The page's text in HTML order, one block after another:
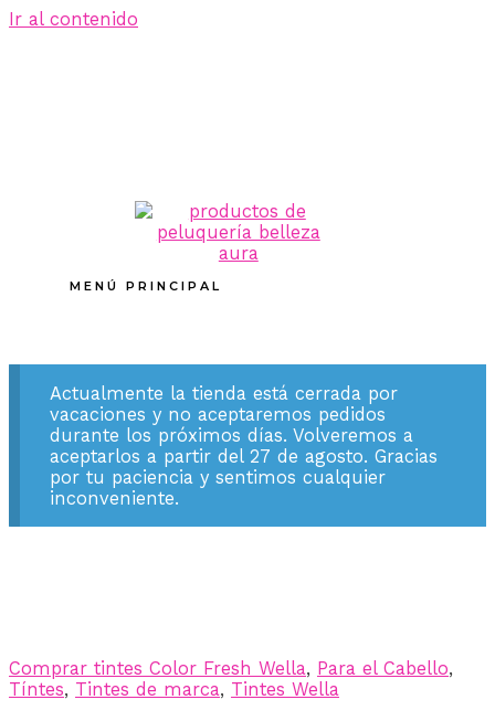
Ir al contenido
MENÚ PRINCIPAL
Actualmente la tienda está cerrada por
vacaciones y no aceptaremos pedidos
durante los próximos días. Volveremos a
aceptarlos a partir del 27 de agosto. Gracias
por tu paciencia y sentimos cualquier
inconveniente.
Comprar tintes Color Fresh Wella, Para el Cabello,
Tíntes, Tintes de marca, Tintes Wella